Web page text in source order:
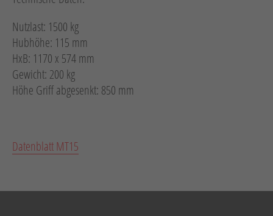
Nutzlast: 1500 kg
Hubhöhe: 115 mm
HxB: 1170 x 574 mm
Gewicht: 200 kg
Höhe Griff abgesenkt: 850 mm
Datenblatt MT15